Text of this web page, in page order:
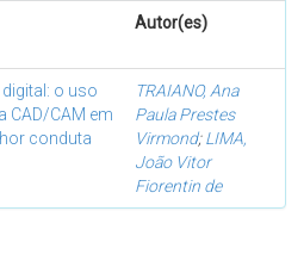
Autor(es)
o uso
CAD/CAM em
conduta
TRAIANO, Ana
Paula Prestes
Virmond;LIMA,
João Vitor
Fiorentin de